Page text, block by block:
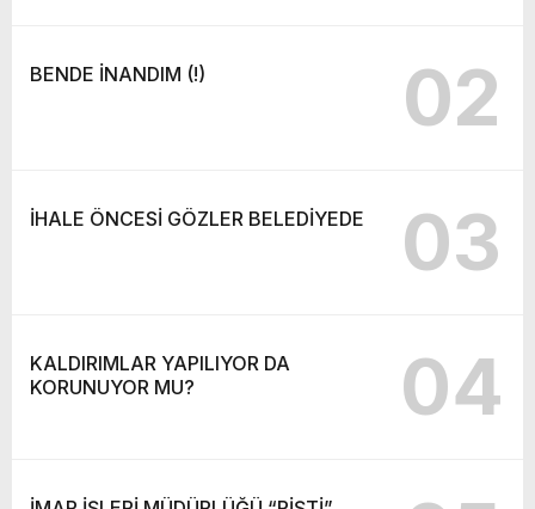
BENDE İNANDIM (!) 02
İHALE ÖNCESİ GÖZLER BELEDİYEDE 03
KALDIRIMLAR YAPILIYOR DA
KORUNUYOR MU?
04